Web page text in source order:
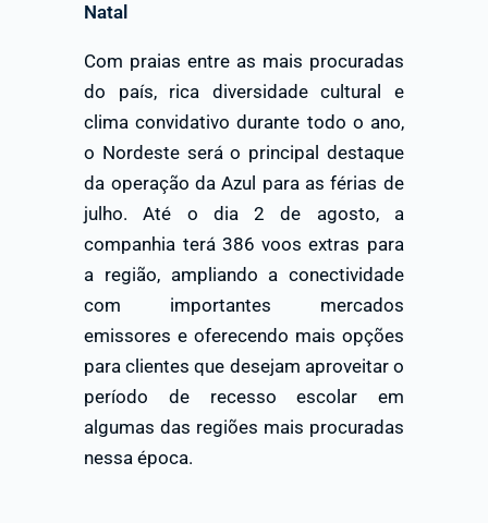
Natal
Com praias entre as mais procuradas
do país, rica diversidade cultural e
clima convidativo durante todo o ano,
o Nordeste será o principal destaque
da operação da Azul para as férias de
julho. Até o dia 2 de agosto, a
companhia terá 386 voos extras para
a região, ampliando a conectividade
com importantes mercados
emissores e oferecendo mais opções
para clientes que desejam aproveitar o
período de recesso escolar em
algumas das regiões mais procuradas
nessa época.